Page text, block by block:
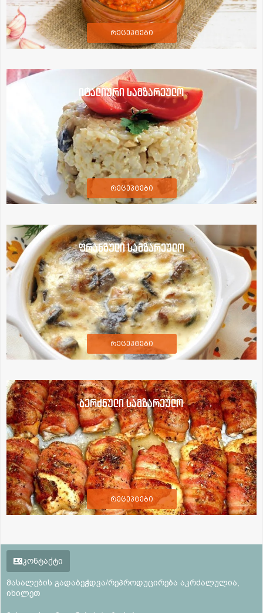
რეცეპტები
იტალიური სამზარეულო
რეცეპტები
ფრანგული სამზარეულო
რეცეპტები
ბერძნული სამზარეულო
რეცეპტები
კონტაქტი
მასალების გადაბეჭდვა/რეპროდუცირება აკრძალულია,
იხილეთ